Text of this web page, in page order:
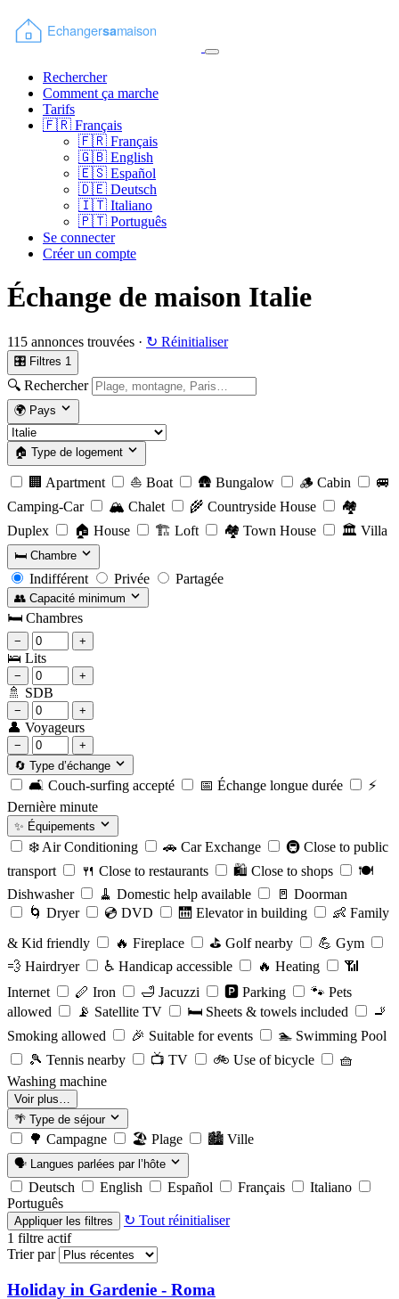
Rechercher
Comment ça marche
Tarifs
🇫🇷 Français
🇫🇷 Français
🇬🇧 English
🇪🇸 Español
🇩🇪 Deutsch
🇮🇹 Italiano
🇵🇹 Português
Se connecter
Créer un compte
Échange de maison Italie
115 annonces trouvées · ↻ Réinitialiser
🎛 Filtres 1
🔍 Rechercher
🌍 Pays
🏠 Type de logement
🏢 Apartment ⛵ Boat 🛖 Bungalow 🪵 Cabin
🚐
Camping-Car
🏔️ Chalet 🌾 Countryside House
🏘️
Duplex
🏠 House 🏗️ Loft 🏘️ Town House 🏛️ Villa
🛏️ Chambre
Indifférent Privée Partagée
👥 Capacité minimum
🛏️ Chambres
− +
🛌 Lits
− +
🚿 SDB
− +
👤 Voyageurs
−
+
🔄 Type d’échange
🛋️ Couch-surfing accepté 📅 Échange longue durée
⚡️
Dernière minute
✨ Équipements
❄️ Air Conditioning 🚗 Car Exchange 🚇 Close to public
transport
🍴 Close to restaurants 🛍️ Close to shops
🍽️
Dishwasher
🧹 Domestic help available 🚪 Doorman
🌀 Dryer 💿 DVD 🛗 Elevator in building 👶 Family
& Kid friendly
🔥 Fireplace ⛳️ Golf nearby 💪 Gym
💨 Hairdryer ♿️ Handicap accessible 🔥 Heating
📶
Internet
🪈 Iron 🛁 Jacuzzi 🅿️ Parking 🐾 Pets
allowed
📡 Satellite TV 🛏️ Sheets & towels included
🚬
Smoking allowed
🎉 Suitable for events 🏊 Swimming Pool
🎾 Tennis nearby 📺 TV 🚲 Use of bicycle
🧺
Washing machine
Voir plus…
🌴 Type de séjour
🌳 Campagne 🏖️ Plage 🏙️ Ville
🗣️ Langues parlées par l’hôte
Deutsch English Español Français
Italiano
Português
Appliquer les filtres
↻ Tout réinitialiser
1 filtre actif
Trier par
Holiday in Gardenie - Roma